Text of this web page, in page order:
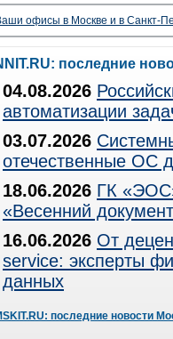
офисы в Москве и в Санкт-
последние
04.08.2026
автоматизации
03.07.2026
отечественные ОС
18.06.2026 ГК
«Весенний
16.06.2026 От
service: эксперты
данных
последние новости